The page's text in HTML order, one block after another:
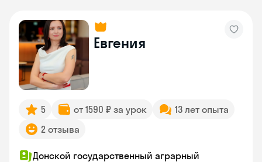
Евгения
5 от 1590 ₽ за урок
13 лет опыта
2 отзыва
Донской государственный аграрный